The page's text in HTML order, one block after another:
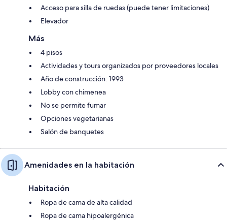
Acceso para silla de ruedas (puede tener limitaciones)
Elevador
Más
4 pisos
Actividades y tours organizados por proveedores locales
Año de construcción: 1993
Lobby con chimenea
No se permite fumar
Opciones vegetarianas
Salón de banquetes
Amenidades en la habitación
Habitación
Ropa de cama de alta calidad
Ropa de cama hipoalergénica